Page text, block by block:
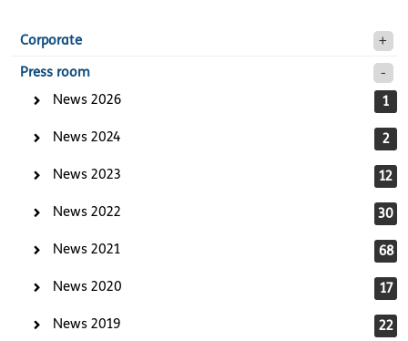
Corporate
Press room
News 2026
1
News 2024 2
News 2023 12
News 2022 30
News 2021 68
News 2020 17
News 2019 22